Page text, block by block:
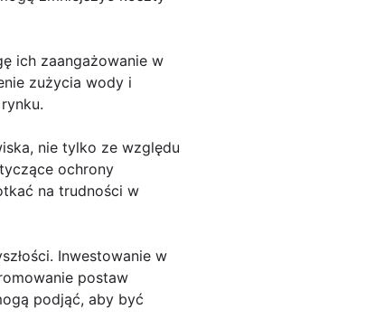
ich zaangażowanie w
zużycia wody i
nie tylko ze względu
ochrony
na trudności w
Inwestowanie w
postaw
podjąć, aby być